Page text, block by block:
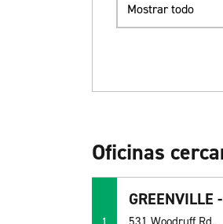
Mostrar todo
Oficinas
GREENVILLE